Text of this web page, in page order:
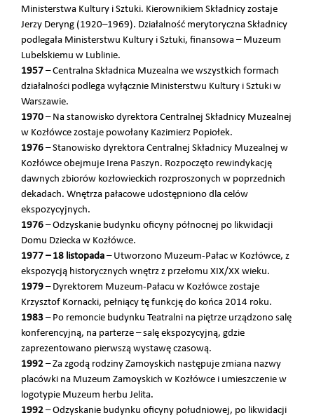
Ministerstwa Kultury i Sztuki. Kierownikiem Składnicy zostaje
Jerzy Deryng (1920–1969). Działalność merytoryczna Składnicy
podlegała Ministerstwu Kultury i Sztuki, finansowa – Muzeum
Lubelskiemu w Lublinie.
1957 – Centralna Składnica Muzealna we wszystkich formach
działalności podlega wyłącznie Ministerstwu Kultury i Sztuki w
Warszawie.
1970 – Na stanowisko dyrektora Centralnej Składnicy Muzealnej
w Kozłówce zostaje powołany Kazimierz Popiołek.
1976 – Stanowisko dyrektora Centralnej Składnicy Muzealnej w
Kozłówce obejmuje Irena Paszyn. Rozpoczęto rewindykację
dawnych zbiorów kozłowieckich rozproszonych w poprzednich
dekadach. Wnętrza pałacowe udostępniono dla celów
ekspozycyjnych.
1976 – Odzyskanie budynku oficyny północnej po likwidacji
Domu Dziecka w Kozłówce.
1977 – 18 listopada – Utworzono Muzeum-Pałac w Kozłówce, z
ekspozycją historycznych wnętrz z przełomu XIX/XX wieku.
1979 – Dyrektorem Muzeum-Pałacu w Kozłówce zostaje
Krzysztof Kornacki, pełniący tę funkcję do końca 2014 roku.
1983 – Po remoncie budynku Teatralni na piętrze urządzono salę
konferencyjną, na parterze – salę ekspozycyjną, gdzie
zaprezentowano pierwszą wystawę czasową.
1992 – Za zgodą rodziny Zamoyskich następuje zmiana nazwy
placówki na Muzeum Zamoyskich w Kozłówce i umieszczenie w
logotypie Muzeum herbu Jelita.
1992 – Odzyskanie budynku oficyny południowej, po likwidacji